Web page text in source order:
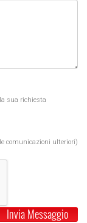
sua richiesta
comunicazioni ulteriori)
Invia Messaggio